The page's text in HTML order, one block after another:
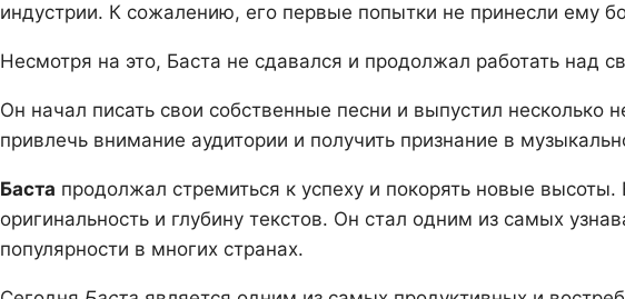
индустрии. К сожалению, его первые попытки не принесли ему
Несмотря на это, Баста не сдавался и продолжал работать над
Он начал писать свои собственные песни и выпустил несколько
привлечь внимание аудитории и получить признание в
Баста продолжал стремиться к успеху и покорять новые
оригинальность и глубину текстов. Он стал одним из самых
популярности в многих странах.